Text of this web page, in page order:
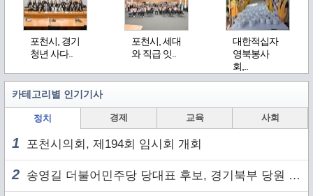
포천시, 경기
청년 사다..
포천시, 세대
와 직급 잇..
대한적십자
영북봉사
회,..
카테고리별 인기기사
정치 경제 교육 사회
1 포천시의회, 제194회 임시회 개회
2 송영길 더불어민주당 당대표 후보, 경기북부 당원 및 2030 세대와 ‘소통 행보’